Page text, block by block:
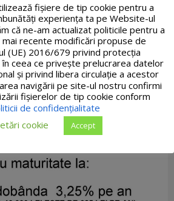
fişiere de tip cookie pentru a
experiența ta pe Website-ul
că ne-am actualizat politicile pentru a
recente modificări propuse de
(UE) 2016/679 privind protecția
ceea ce privește prelucrarea datelor
și privind libera circulație a acestor
navigării pe site-ul nostru confirmi
fişierelor de tip cookie conform
de confidențialitate
cookie
Accept